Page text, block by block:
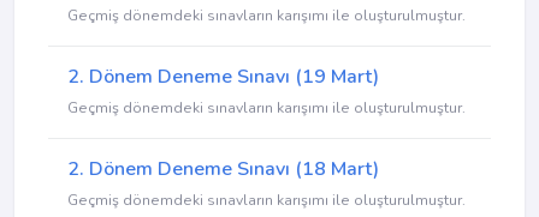
Geçmiş dönemdeki sınavların karışımı ile oluşturulmuştur.
2. Dönem Deneme Sınavı (19 Mart)
Geçmiş dönemdeki sınavların karışımı ile oluşturulmuştur.
2. Dönem Deneme Sınavı (18 Mart)
Geçmiş dönemdeki sınavların karışımı ile oluşturulmuştur.